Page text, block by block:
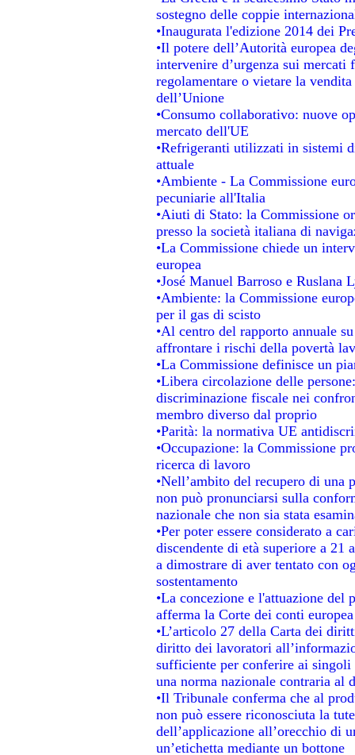
sostegno delle coppie
•Inaugurata l'edizione 2014 dei
•Il potere dell’Autorità europea
intervenire d’urgenza sui
regolamentare o vietare la
dell’Unione
•Consumo collaborativo: nuove
mercato dell'UE
•Refrigeranti utilizzati in sistemi
attuale
•Ambiente - La Commissione
pecuniarie all'Italia
•Aiuti di Stato: la Commissione
presso la società italiana di
•La Commissione chiede un
europea
•José Manuel Barroso e Ruslana
•Ambiente: la Commissione
per il gas di scisto
•Al centro del rapporto annuale
affrontare i rischi della povertà
•La Commissione definisce un
•Libera circolazione delle
discriminazione fiscale nei
membro diverso dal proprio
•Parità: la normativa UE
•Occupazione: la Commissione
ricerca di lavoro
•Nell’ambito del recupero di una
non può pronunciarsi sulla
nazionale che non sia stata
•Per poter essere considerato a
discendente di età superiore a 21
a dimostrare di aver tentato con
sostentamento
•La concezione e l'attuazione del
afferma la Corte dei conti europea
•L’articolo 27 della Carta dei
diritto dei lavoratori
sufficiente per conferire ai
una norma nazionale contraria al
•Il Tribunale conferma che al
non può essere riconosciuta la
dell’applicazione all’orecchio di
un’etichetta mediante un bottone